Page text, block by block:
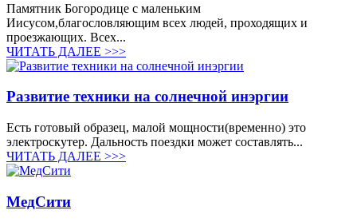
Памятник Богородице с маленьким
Иисусом,благословляющим всех людей, проходящих и
проезжающих. Всех...
ЧИТАТЬ ДАЛЕЕ >>>
Развитие техники на солнечной инэргии
Есть готовый образец, малой мощности(временно) это
электроскутер. Дальность поездки может составлять...
ЧИТАТЬ ДАЛЕЕ >>>
МедСити